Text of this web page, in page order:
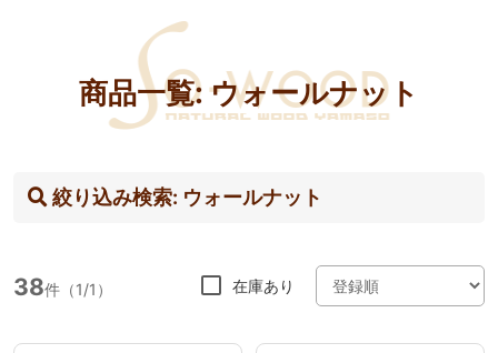
商品一覧: ウォールナット
絞り込み検索: ウォールナット
38件（1/1 ） 在庫あり